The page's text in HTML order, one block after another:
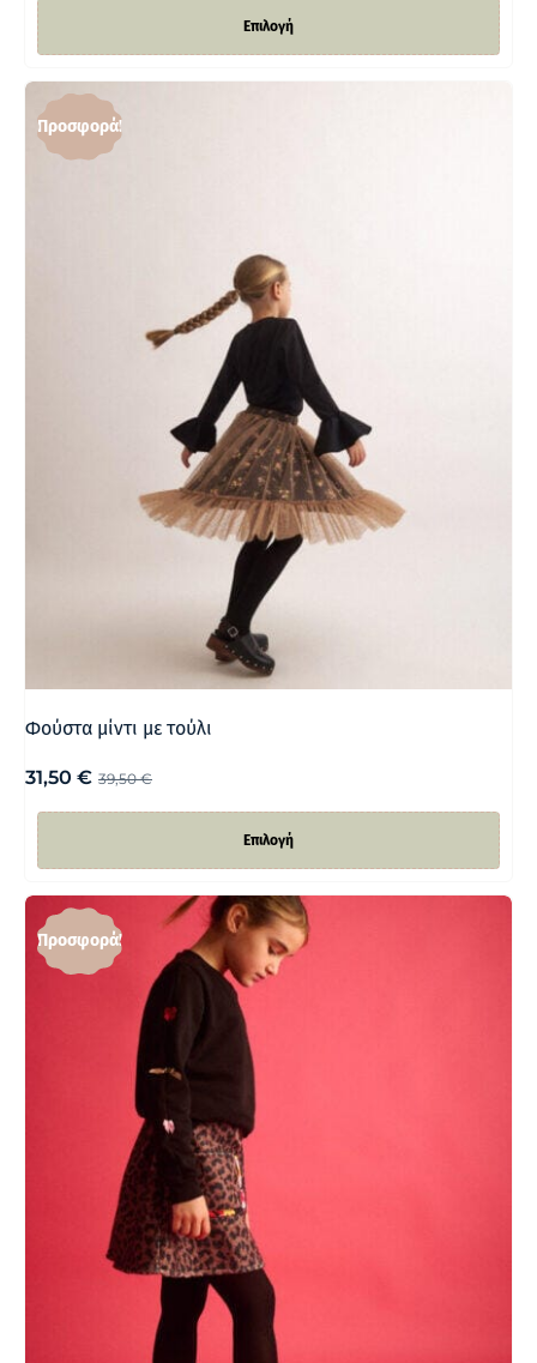
Επιλογή
Προσφορά!
Φούστα μίντι με τούλι
39,50€
31,50 €
Επιλογή
Προσφορά!